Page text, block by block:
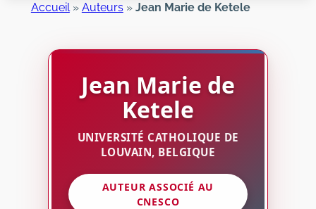
Accueil» Auteurs» Jean Marie de Ketele
Jean Marie de
Ketele
UNIVERSITÉ CATHOLIQUE DE
LOUVAIN, BELGIQUE
AUTEUR ASSOCIÉ AU
CNESCO